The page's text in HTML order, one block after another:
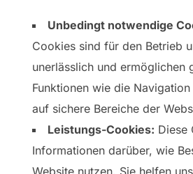
Unbedingt notwendige
Cookies sind für den Betrieb
unerlässlich und ermöglichen
Funktionen wie die
auf sichere Bereiche der
Leistungs-Cookies: Diese
Informationen darüber, wie
Website nutzen. Sie helfen